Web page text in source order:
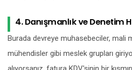
4. Danışmanlık ve Denetim
Burada devreye muhasebeciler, mali
mühendisler gibi meslek grupları